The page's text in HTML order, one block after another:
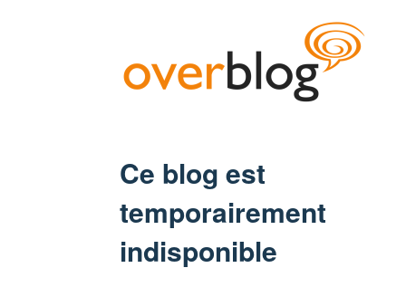
Ce blog est
temporairement
indisponible